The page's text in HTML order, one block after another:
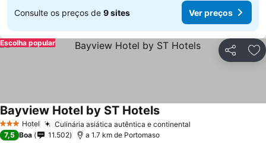
Consulte os preços de 9 sites Ver preços
Partilhar
Escolha popular
3 EstrelasHotel Culinária asiática autêntica e continental
Bayview Hotel by ST HotelsVer preços
7,5 Boa 11.502 a 1.7 km de Portomaso